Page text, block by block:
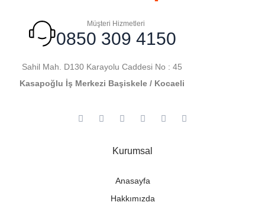
Müşteri Hizmetleri
0850 309 4150
Sahil Mah. D130 Karayolu Caddesi No : 45
Kasapoğlu İş Merkezi Başiskele / Kocaeli
Kurumsal
Anasayfa
Hakkımızda